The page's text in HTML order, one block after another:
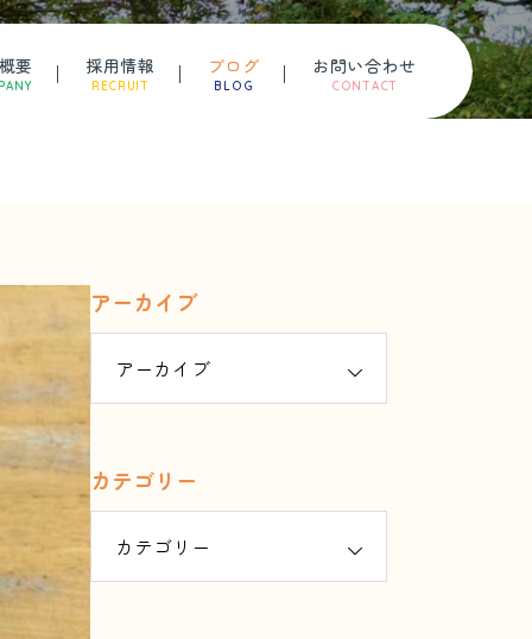
要 採用情報
RECRUIT
ブログ
BLOG
お問い合わせ
CONTACT
アーカイブ
カテゴリー